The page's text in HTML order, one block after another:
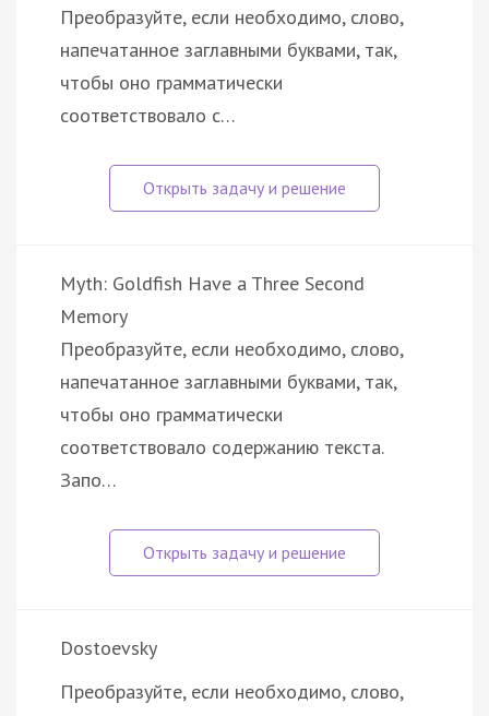
Преобразуйте, если необходимо, слово,
напечатанное заглавными буквами, так,
чтобы оно грамматически
соответствовало с…
Myth: Goldfish Have a Three Second
Memory
Преобразуйте, если необходимо, слово,
напечатанное заглавными буквами, так,
чтобы оно грамматически
соответствовало содержанию текста.
Запо…
Dostoevsky
Преобразуйте, если необходимо, слово,